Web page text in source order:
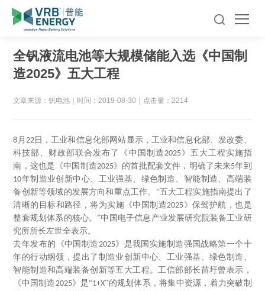
全钒液流电池等大规模储能入选《中国制
造2025》五大工程
文章来源：钒电池 时间：2019-08-30 点击量：2214
8 月 22日，工业和信息化部网站显示，工业和信息化部、发改委、
科技部、财政部联合发布了《中国制造2025》五大工程实施指
南，这也是《中国制造2025》的首批配套文件，明确了未来5年到
10年制造业创新中心、工业强基、绿色制造、智能制造、高端装
备创新等领域的发展方向和重点工作。“五大工程实施指南提出了
清晰的目标和路径，将为实施《中国制造2025》保驾护航，也是
整套规划体系的核心。”中国电子信息产业发展研究院装备工业研
究所所长左世全表示。
去年发布的《中国制造2025》是我国实施制造强国战略第一个十
年的行动纲领，提出了制造业创新中心、工业强基、绿色制造、
智能制造和高端装备创新等五大工程。工信部部长苗圩曾表示，
《中国制造2025》是“1+X”的规划体系，将集中资源，着力突破制